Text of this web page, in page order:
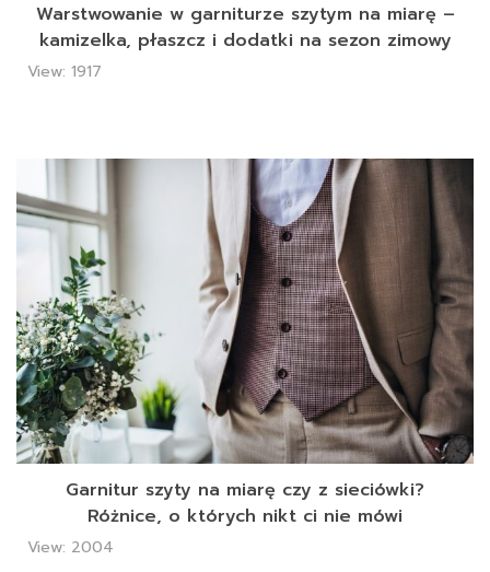
Warstwowanie w garniturze szytym na miarę –
kamizelka, płaszcz i dodatki na sezon zimowy
View: 1917
Garnitur szyty na miarę czy z sieciówki?
Różnice, o których nikt ci nie mówi
View: 2004